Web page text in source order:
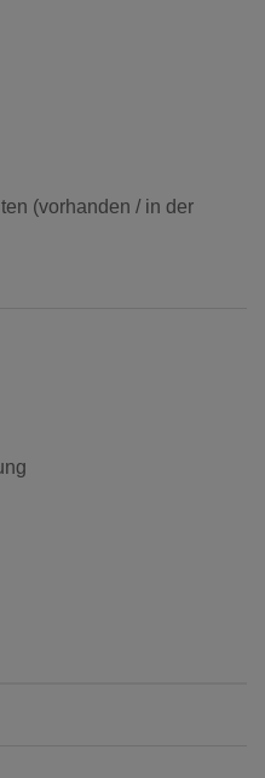
(vorhanden / in der